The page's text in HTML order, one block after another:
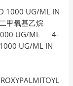
1000 UG/ML IN
甲氧基乙烷
1000 UG/ML 4-
UG/ML IN